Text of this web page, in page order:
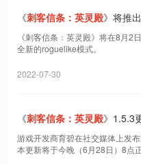
《刺客信条：英灵殿》将推
《刺客信条：英灵殿》将在8月2
全新的roguelike模式。
2022-07-30
《刺客信条：英灵殿》1.5.3
游戏开发商育碧在社交媒体上发
本更新将于今晚（6月28日）8点正